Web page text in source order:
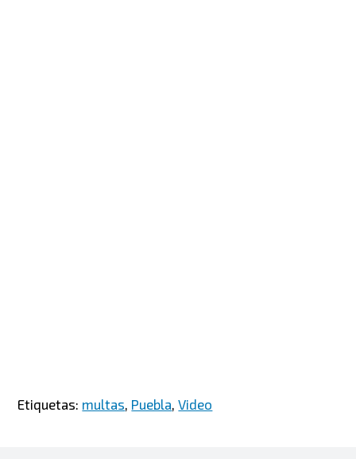
Etiquetas: multas Puebla ,Video